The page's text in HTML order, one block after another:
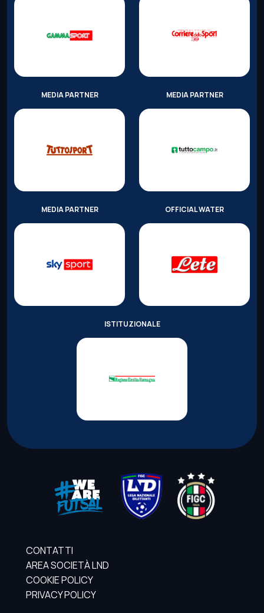
MEDIA PARTNER MEDIA PARTNER
MEDIA PARTNER OFFICIAL WATER
ISTITUZIONALE
CONTATTI
AREA SOCIETÀ LND
COOKIE POLICY
PRIVACY POLICY